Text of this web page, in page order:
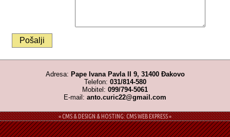
Adresa: Pape Ivana Pavla II 9, 31400 Đakovo
Telefon: 031/814-580
Mobitel: 099/794-5061
E-mail: anto.curic22@gmail.com
= CMS & DESIGN & HOSTING: CMS WEB EXPRESS =